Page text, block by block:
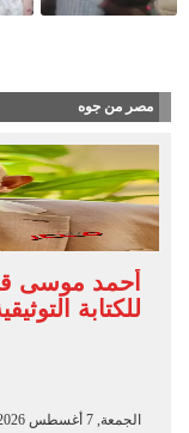
مصر من جوه
أحمد موسى
للكتابة
الجمعة, 7 أغسطس 2026 - 13:41